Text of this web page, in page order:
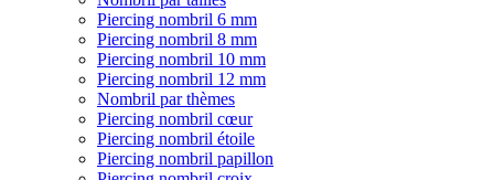
Piercing nombril 6 mm
Piercing nombril 8 mm
Piercing nombril 10 mm
Piercing nombril 12 mm
Nombril par thèmes
Piercing nombril cœur
Piercing nombril étoile
Piercing nombril papillon